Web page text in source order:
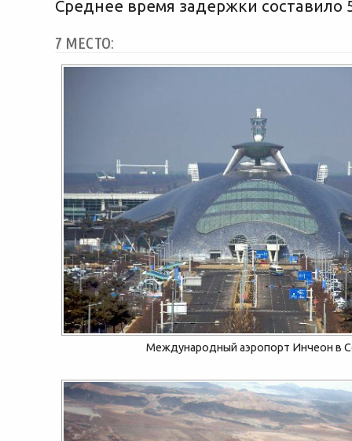
Среднее время задержки составило
7 МЕСТО:
Международный аэропорт Инчеон в